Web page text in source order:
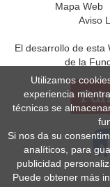
Mapa Web
Aviso
El desarrollo de esta
de la
Utilizamos
experiencia
técnicas se
Si nos da su
analíticos, para
publicidad
Puede obtener más